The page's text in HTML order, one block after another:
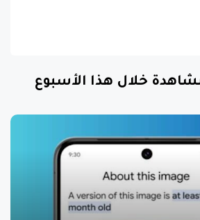
خلال هذا الأسبوع